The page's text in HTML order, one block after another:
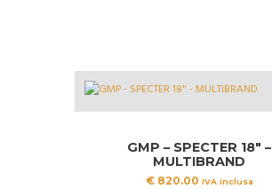
GMP – SPECTER 18″ –
MULTIBRAND
€820.00 IVA inclusa